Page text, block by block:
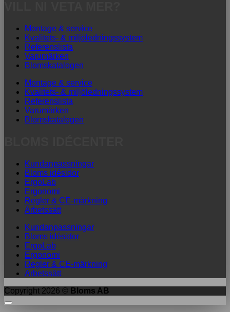
Montage & service
Kvalitets- & miljöledningssystem
Referenslista
Varumärken
Blomskatalogen
Montage & service
Kvalitets- & miljöledningssystem
Referenslista
Varumärken
Blomskatalogen
Kundanpassningar
Bloms idésidor
ErgoLab
Ergonomi
Regler & CE-märkning
Arbetssätt
Kundanpassningar
Bloms idésidor
ErgoLab
Ergonomi
Regler & CE-märkning
Arbetssätt
Copyright 2026 © Bloms AB